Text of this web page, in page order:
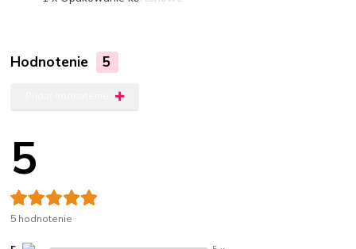
Hodnotenie 5
5
5 hodnotenie